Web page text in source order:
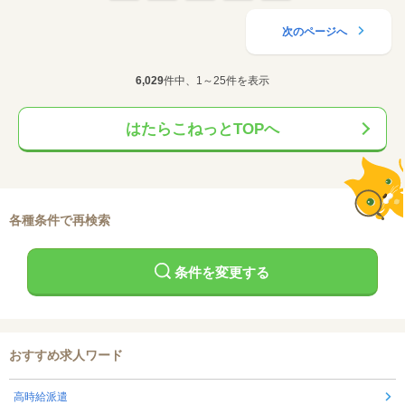
次のページへ
6,029件中、1～25件を表示
はたらこねっとTOPへ
各種条件で再検索
条件を変更する
おすすめ求人ワード
高時給派遣